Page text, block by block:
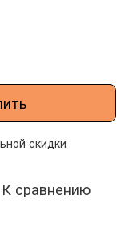
скидки
К сравнению